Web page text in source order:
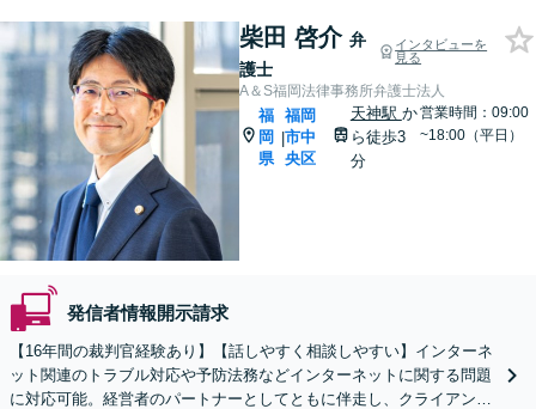
柴田 啓介 弁
護士
インタビューを
見る
A＆S福岡法律事務所弁護士法人
福
岡
県
|
福岡
市中
央区
天神駅 か
ら徒歩3
分
営業時間：09:00
~18:00（平日）
発信者情報開示請求
【16年間の裁判官経験あり】【話しやすく相談しやすい】インターネ
ット関連のトラブル対応や予防法務などインターネットに関する問題
に対応可能。経営者のパートナーとしてともに伴走し、クライアント